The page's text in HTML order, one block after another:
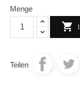
Menge

Teilen